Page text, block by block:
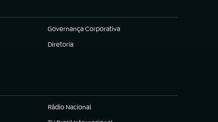
Governança Corporativa
(abre em nova aba)
Diretoria
(abre em nova aba)
Rádio Nacional